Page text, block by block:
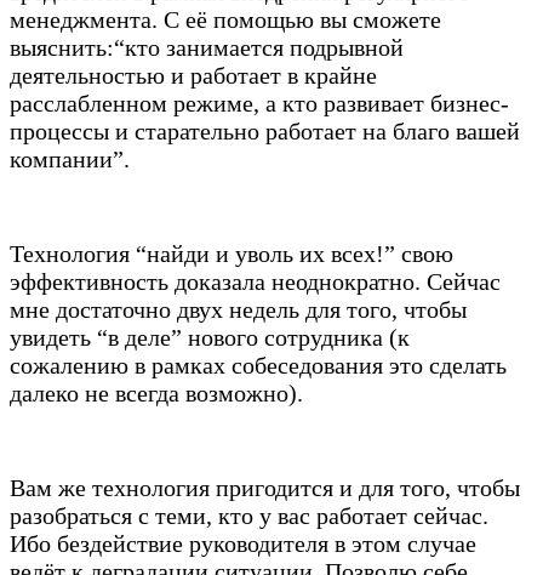
менеджмента. С её помощью вы сможете
выяснить:“кто занимается подрывной
деятельностью и работает в крайне
расслабленном режиме, а кто развивает бизнес-
процессы и старательно работает на благо вашей
компании”.
Технология “найди и уволь их всех!” свою
эффективность доказала неоднократно. Сейчас
мне достаточно двух недель для того, чтобы
увидеть “в деле” нового сотрудника (к
сожалению в рамках собеседования это сделать
далеко не всегда возможно).
Вам же технология пригодится и для того, чтобы
разобраться с теми, кто у вас работает сейчас.
Ибо бездействие руководителя в этом случае